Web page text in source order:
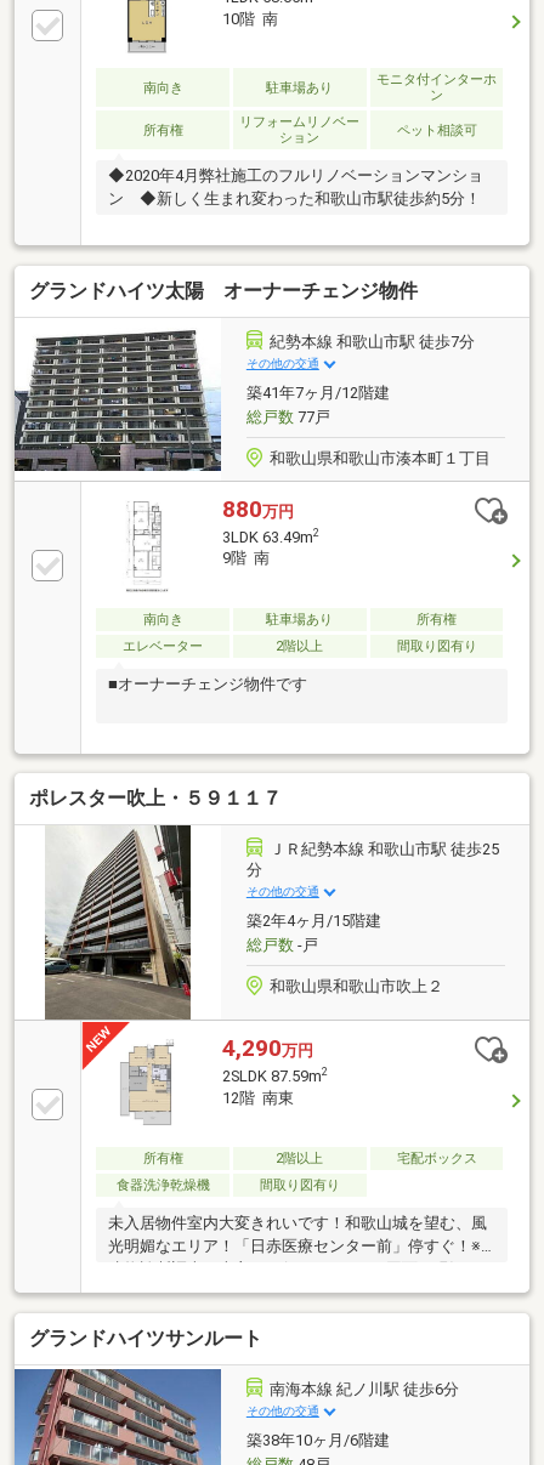
10階 南
南向き 駐車場あり
モニタ付インターホ
ン
所有権
リフォームリノベー
ション
ペット相談可
◆2020年4月弊社施工のフルリノベーションマンショ
ン ◆新しく生まれ変わった和歌山市駅徒歩約5分！
グランドハイツ太陽 オーナーチェンジ物件
紀勢本線 和歌山市駅 徒歩7分
その他の交通
築41年7ヶ月/12階建
総戸数77戸
和歌山県和歌山市湊本町１丁目
880万円
3LDK 63.49m2
9階 南
南向き 駐車場あり
所有権
エレベーター
2階以上 間取り図有り
■オーナーチェンジ物件です
ポレスター吹上・５９１１７
ＪＲ紀勢本線 和歌山市駅 徒歩25
分
その他の交通
築2年4ヶ月/15階建
総戸数-戸
和歌山県和歌山市吹上２
4,290万円
2SLDK 87.59m2
12階 南東
所有権 2階以上
宅配ボックス
食器洗浄乾燥機
間取り図有り
未入居物件室内大変きれいです！和歌山城を望む、風
光明媚なエリア！「日赤医療センター前」停すぐ！※
相違する場合は、現況優先とさせて頂きます。
グランドハイツサンルート
南海本線 紀ノ川駅 徒歩6分
その他の交通
築38年10ヶ月/6階建